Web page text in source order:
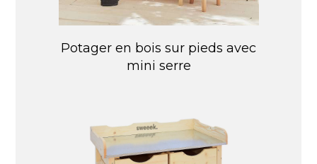
Potager en bois sur pieds avec
mini serre